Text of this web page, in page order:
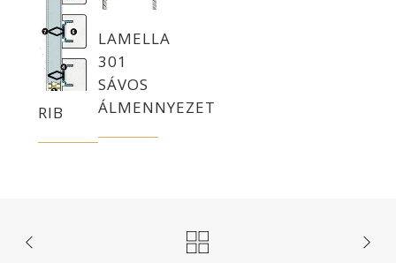
RIB
LAMELLA
301
SÁVOS
ÁLMENNYEZET